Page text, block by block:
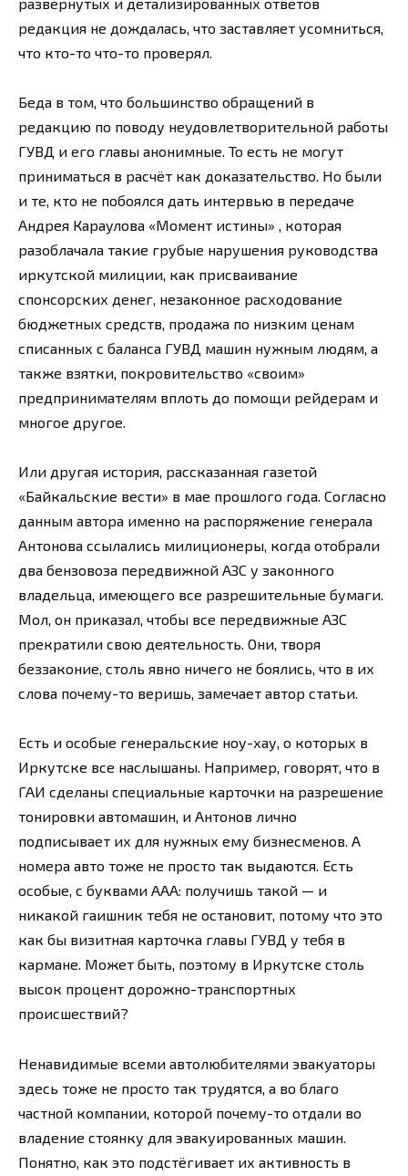
редакция не дождалась, что заставляет усомниться,
что кто-то что-то проверял.
Беда в том, что большинство обращений в
редакцию по поводу неудовлетворительной работы
ГУВД и его главы анонимные. То есть не могут
приниматься в расчёт как доказательство. Но были
и те, кто не побоялся дать интервью в передаче
Андрея Караулова «Момент истины» , которая
разоблачала такие грубые нарушения руководства
иркутской милиции, как присваивание
спонсорских денег, незаконное расходование
бюджетных средств, продажа по низким ценам
списанных с баланса ГУВД машин нужным людям, а
также взятки, покровительство «своим»
предпринимателям вплоть до помощи рейдерам и
многое другое.
Или другая история, рассказанная газетой
«Байкальские вести» в мае прошлого года. Согласно
данным автора именно на распоряжение генерала
Антонова ссылались милиционеры, когда отобрали
два бензовоза передвижной АЗС у законного
владельца, имеющего все разрешительные бумаги.
Мол, он приказал, чтобы все передвижные АЗС
прекратили свою деятельность. Они, творя
беззаконие, столь явно ничего не боялись, что в их
слова почему-то веришь, замечает автор статьи.
Есть и особые генеральские ноу-хау, о которых в
Иркутске все наслышаны. Например, говорят, что в
ГАИ сделаны специальные карточки на разрешение
тонировки автомашин, и Антонов лично
подписывает их для нужных ему бизнесменов. А
номера авто тоже не просто так выдаются. Есть
особые, с буквами ААА: получишь такой — и
никакой гаишник тебя не остановит, потому что это
как бы визитная карточка главы ГУВД у тебя в
кармане. Может быть, поэтому в Иркутске столь
высок процент дорожно-транспортных
происшествий?
Ненавидимые всеми автолюбителями эвакуаторы
здесь тоже не просто так трудятся, а во благо
частной компании, которой почему-то отдали во
владение стоянку для эвакуированных машин.
Понятно, как это подстёгивает их активность в